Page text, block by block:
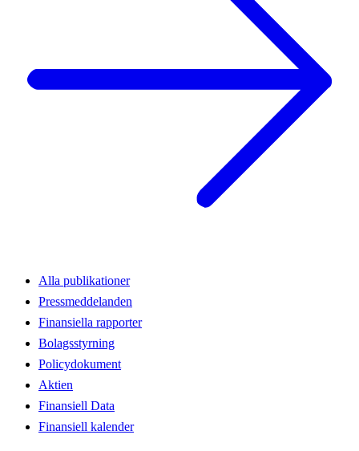
Alla publikationer
Pressmeddelanden
Finansiella rapporter
Bolagsstyrning
Policydokument
Aktien
Finansiell Data
Finansiell kalender